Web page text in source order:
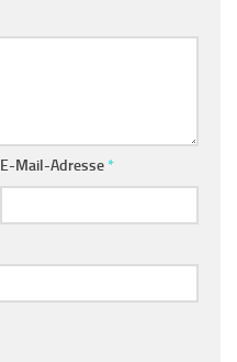
E-Mail-Adresse*